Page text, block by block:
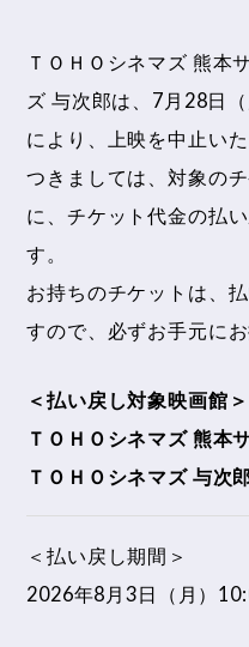
ＴＯＨＯシネマズ 熊本
ズ 与次郎は、7月28日
により、上映を中止いた
つきましては、対象の
に、チケット代金の払
す。
お持ちのチケットは、
すので、必ずお手元にお
＜払い戻し対象映画館＞
ＴＯＨＯシネマズ 熊本
ＴＯＨＯシネマズ 与次
＜払い戻し期間＞
2026年8月3日（月）